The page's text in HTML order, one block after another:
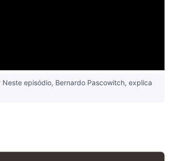
episódio, Bernardo Pascowitch, explica